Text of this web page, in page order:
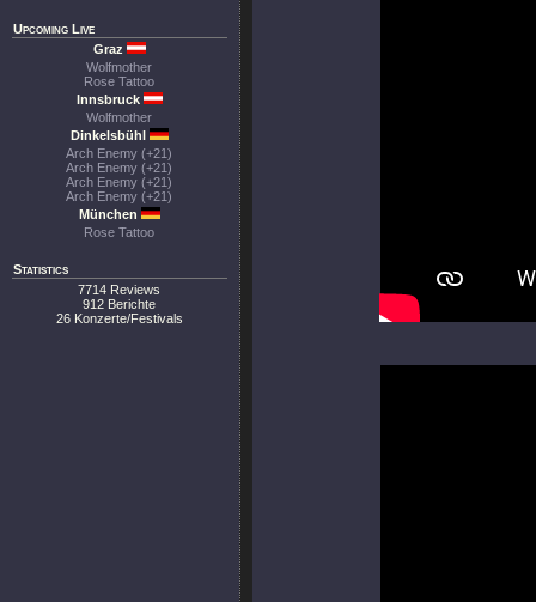
Upcoming Live
Graz
Wolfmother
Rose Tattoo
Innsbruck
Wolfmother
Dinkelsbühl
Arch Enemy (+21)
Arch Enemy (+21)
Arch Enemy (+21)
Arch Enemy (+21)
München
Rose Tattoo
Statistics
7714 Reviews
912 Berichte
26 Konzerte/Festivals